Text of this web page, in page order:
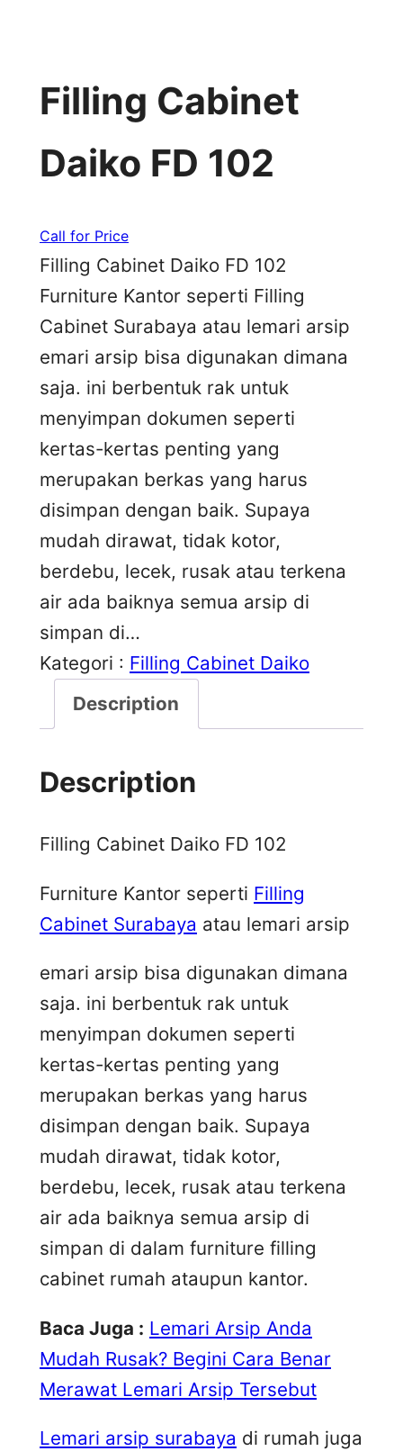
Filling Cabinet
Daiko FD 102
Call for Price
Filling Cabinet Daiko FD 102
Furniture Kantor seperti Filling
Cabinet Surabaya atau lemari arsip
emari arsip bisa digunakan dimana
saja. ini berbentuk rak untuk
menyimpan dokumen seperti
kertas-kertas penting yang
merupakan berkas yang harus
disimpan dengan baik. Supaya
mudah dirawat, tidak kotor,
berdebu, lecek, rusak atau terkena
air ada baiknya semua arsip di
simpan di…
Kategori : Filling Cabinet Daiko
Description
Description
Filling Cabinet Daiko FD 102
Furniture Kantor seperti Filling
Cabinet Surabaya atau lemari arsip
emari arsip bisa digunakan dimana
saja. ini berbentuk rak untuk
menyimpan dokumen seperti
kertas-kertas penting yang
merupakan berkas yang harus
disimpan dengan baik. Supaya
mudah dirawat, tidak kotor,
berdebu, lecek, rusak atau terkena
air ada baiknya semua arsip di
simpan di dalam furniture filling
cabinet rumah ataupun kantor.
Baca Juga : Lemari Arsip Anda
Mudah Rusak? Begini Cara Benar
Merawat Lemari Arsip Tersebut
Lemari arsip surabaya di rumah juga